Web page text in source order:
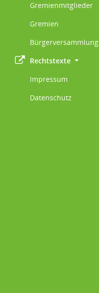
Gremienmitglieder
Gremien
Bürgerversammlung
Rechtstexte
Impressum
Datenschutz